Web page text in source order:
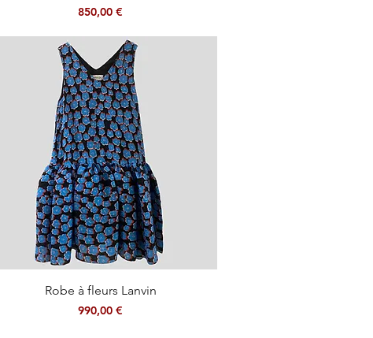
Prix
850,00 €
Aperçu rapide
Robe à fleurs Lanvin
Prix
990,00 €